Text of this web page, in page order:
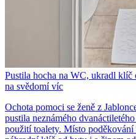
Pustila hocha na WC, ukradl klíč
na svědomí víc
Ochota pomoci se ženě z
pustila neznámého
použití toalety. Místo